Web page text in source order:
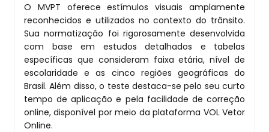
O MVPT oferece estímulos visuais amplamente
reconhecidos e utilizados no contexto do trânsito.
Sua normatização foi rigorosamente desenvolvida
com base em estudos detalhados e tabelas
específicas que consideram faixa etária, nível de
escolaridade e as cinco regiões geográficas do
Brasil. Além disso, o teste destaca-se pelo seu curto
tempo de aplicação e pela facilidade de correção
online, disponível por meio da plataforma VOL Vetor
Online.